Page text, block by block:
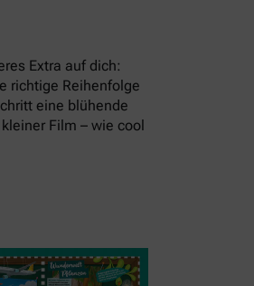
Extra auf dich:
richtige Reihenfolge
eine blühende
Film – wie cool